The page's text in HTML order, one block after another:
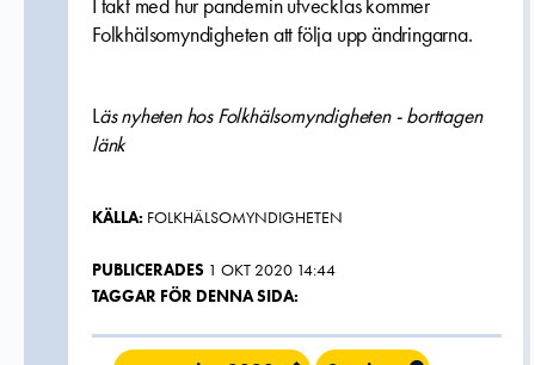
I takt med hur pandemin utvecklas kommer
Folkhälsomyndigheten att följa upp ändringarna.
Läs nyheten hos Folkhälsomyndigheten - borttagen
länk
KÄLLA: FOLKHÄLSOMYNDIGHETEN
PUBLICERADES 1 OKT 2020 14:44
TAGGAR FÖR DENNA SIDA: